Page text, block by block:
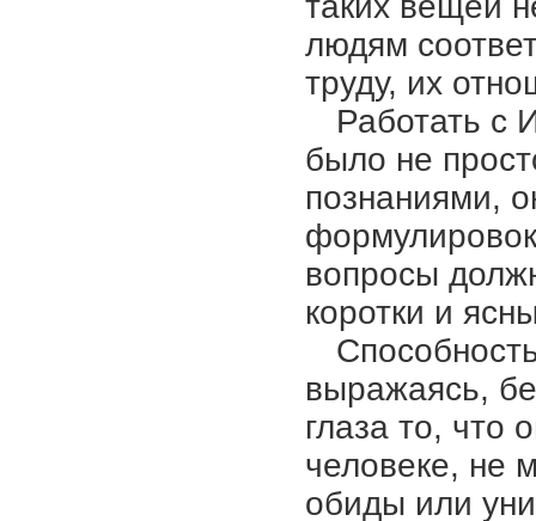
людям
труду, их
Работать с
было не
познаниями,
вопросы
коротки и
выражаясь,
глаза то, что
человеке, не
обиды или